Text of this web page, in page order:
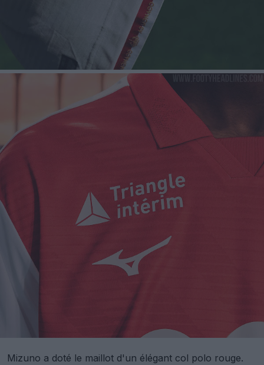
Mizuno a doté le maillot d'un élégant col polo rouge.